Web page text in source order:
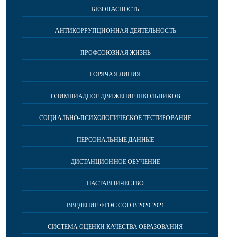
БЕЗОПАСНОСТЬ
АНТИКОРРУПЦИОННАЯ ДЕЯТЕЛЬНОСТЬ
ПРОФСОЮЗНАЯ ЖИЗНЬ
ГОРЯЧАЯ ЛИНИЯ
ОЛИМПИАДНОЕ ДВИЖЕНИЕ ШКОЛЬНИКОВ
СОЦИАЛЬНО-ПСИХОЛОГИЧЕСКОЕ ТЕСТИРОВАНИЕ
ПЕРСОНАЛЬНЫЕ ДАННЫЕ
ДИСТАНЦИОННОЕ ОБУЧЕНИЕ
НАСТАВНИЧЕСТВО
ВВЕДЕНИЕ ФГОС СОО В 2020-2021
СИСТЕМА ОЦЕНКИ КАЧЕСТВА ОБРАЗОВАНИЯ